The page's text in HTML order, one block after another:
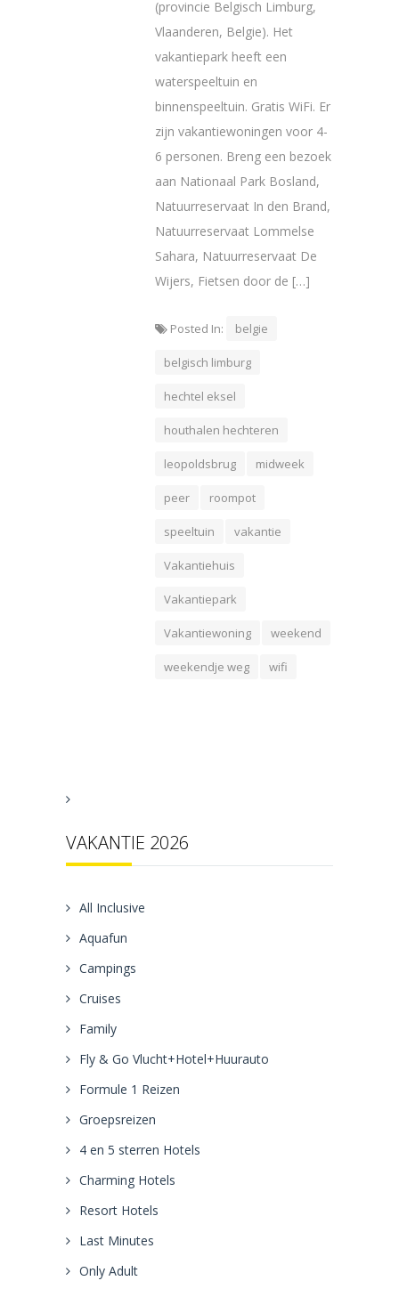
(provincie Belgisch Limburg,
Vlaanderen, Belgie). Het
vakantiepark heeft een
waterspeeltuin en
binnenspeeltuin. Gratis WiFi. Er
zijn vakantiewoningen voor 4-
6 personen. Breng een bezoek
aan Nationaal Park Bosland,
Natuurreservaat In den Brand,
Natuurreservaat Lommelse
Sahara, Natuurreservaat De
Wijers, Fietsen door de […]
Posted In: belgie
belgisch limburg
hechtel eksel
houthalen hechteren
leopoldsbrug midweek
peer roompot
speeltuin vakantie
Vakantiehuis
Vakantiepark
Vakantiewoning weekend
weekendje weg wifi
VAKANTIE 2026
All Inclusive
Aquafun
Campings
Cruises
Family
Fly & Go Vlucht+Hotel+Huurauto
Formule 1 Reizen
Groepsreizen
4 en 5 sterren Hotels
Charming Hotels
Resort Hotels
Last Minutes
Only Adult